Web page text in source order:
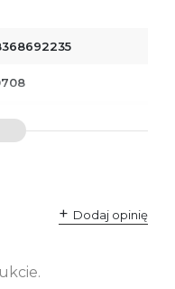
Poznańskie
623 38 38
Dodaj opinię